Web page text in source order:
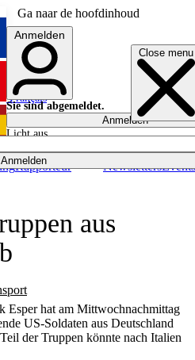
Ga naar de hoofdinhoud
Close menu
Anmelden
Rapporteur NewslettersEvents
English
Français
Anmelden
Sie sind abgemeldet.
Anmelden
Licht aus
aus
Esper hat am Mittwochnachmittag
US-Soldaten aus Deutschland
der Truppen könnte nach Italien